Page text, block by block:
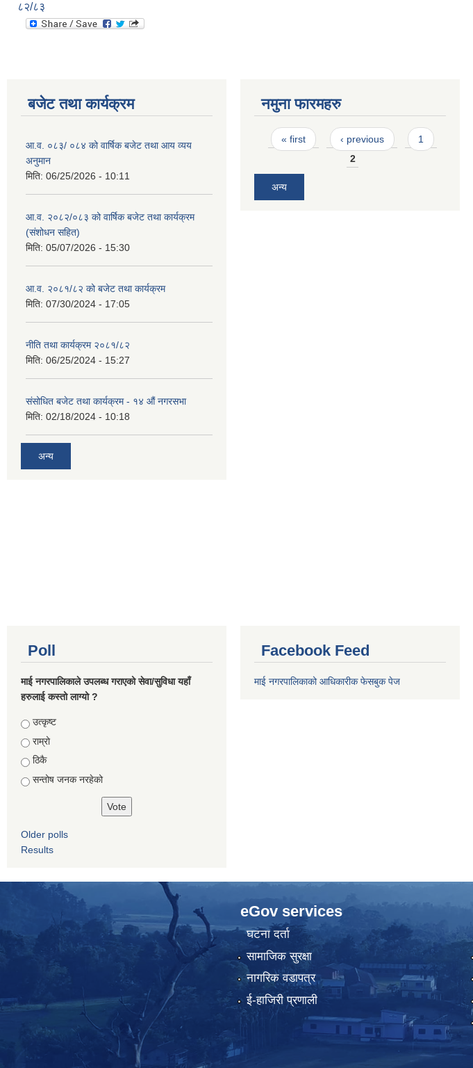
८२/८३
बजेट तथा कार्यक्रम
आ.व. ०८३/ ०८४ को वार्षिक बजेट तथा आय व्यय
अनुमान
मिति: 06/25/2026 - 10:11
आ.व. २०८२/०८३ को वार्षिक बजेट तथा कार्यक्रम
(संशोधन सहित)
मिति: 05/07/2026 - 15:30
आ.व. २०८१/८२ को बजेट तथा कार्यक्रम
मिति: 07/30/2024 - 17:05
नीति तथा कार्यक्रम २०८१/८२
मिति: 06/25/2024 - 15:27
संसोधित बजेट तथा कार्यक्रम - १४ औं नगरसभा
मिति: 02/18/2024 - 10:18
अन्य
नमुना फारमहरु
Pages
« first ‹ previous
1
2
अन्य
Poll
माई नगरपालिकाले उपलब्ध गराएको सेवा/सुविधा यहाँ
हरुलाई कस्तो लाग्यो ?
Choices
उत्कृष्ट
राम्रो
ठिकै
सन्तोष जनक नरहेको
Older polls
Results
Facebook Feed
माई नगरपालिकाको आधिकारीक फेसबुक पेज
eGov services
घटना दर्ता
सामाजिक सुरक्षा
नागरिक वडापत्र
ई-हाजिरी प्रणाली